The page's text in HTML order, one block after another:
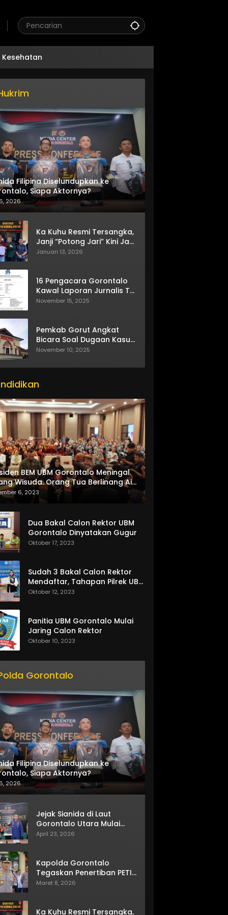
Kesehatan
Filipina Diselundupkan ke
Siapa Aktornya?
2026
Ka Kuhu Resmi Tersangka,
Janji “Potong Jari” Kini Jadi
Bumerang
Januari 13, 2026
16 Pengacara Gorontalo
Kawal Laporan Jurnalis TV
One
November 15, 2025
Pemkab Gorut Angkat
Bicara Soal Dugaan Kasus
Asusila Oknum ASN
November 10, 2025
BEM UBM Gorontalo Meningal
Wisuda. Orang Tua Berlinang Air
Menerima SKL dan Pemasangan
6, 2023
Dua Bakal Calon Rektor UBM
Gorontalo Dinyatakan Gugur
Oktober 17, 2023
Sudah 3 Bakal Calon Rektor
Mendaftar, Tahapan Pilrek UBM
Gorontalo Makin Seru
Oktober 12, 2023
Panitia UBM Gorontalo Mulai
Jaring Calon Rektor
Oktober 10, 2023
Gorontalo
Filipina Diselundupkan ke
Siapa Aktornya?
2026
Jejak Sianida di Laut
Gorontalo Utara Mulai
Terkuak
April 23, 2026
Kapolda Gorontalo
Tegaskan Penertiban PETI
Terus Berjalan
Maret 8, 2026
Ka Kuhu Resmi Tersangka,